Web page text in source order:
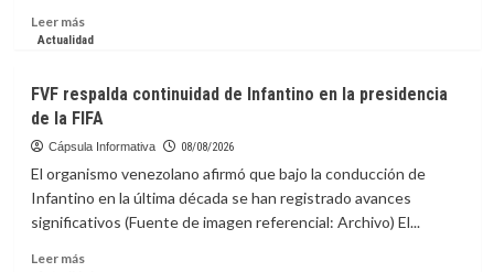
con
al
“bienestar”
Leer másLeer
más
de
la
NASA
prepararse
ante
riesgos
Actualidad
FVF respalda continuidad de Infantino en la presidencia
de la FIFA
Cápsula Informativa 08/08/2026
El organismo venezolano afirmó que bajo la conducción de
Infantino en la última década se han registrado avances
significativos (Fuente de imagen referencial: Archivo) El...
Leer másLeer